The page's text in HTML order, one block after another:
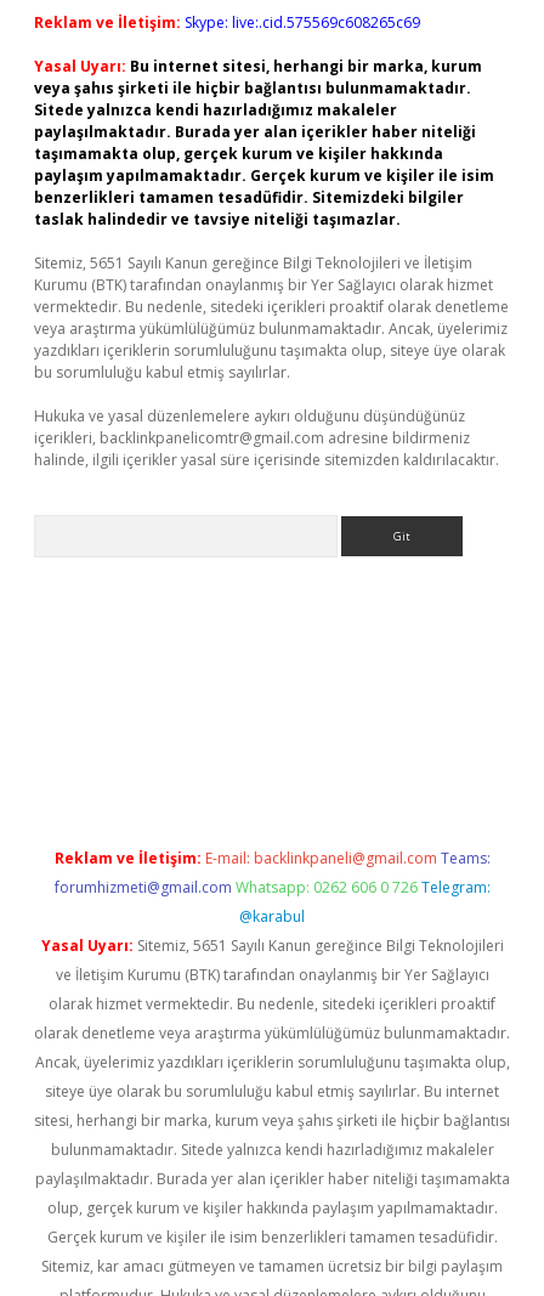
Reklam ve İletişim: Skype: live:.cid.575569c608265c69
Yasal Uyarı: Bu internet sitesi, herhangi bir marka, kurum
veya şahıs şirketi ile hiçbir bağlantısı bulunmamaktadır.
Sitede yalnızca kendi hazırladığımız makaleler
paylaşılmaktadır. Burada yer alan içerikler haber niteliği
taşımamakta olup, gerçek kurum ve kişiler hakkında
paylaşım yapılmamaktadır. Gerçek kurum ve kişiler ile isim
benzerlikleri tamamen tesadüfidir. Sitemizdeki bilgiler
taslak halindedir ve tavsiye niteliği taşımazlar.
Sitemiz, 5651 Sayılı Kanun gereğince Bilgi Teknolojileri ve İletişim
Kurumu (BTK) tarafından onaylanmış bir Yer Sağlayıcı olarak hizmet
vermektedir. Bu nedenle, sitedeki içerikleri proaktif olarak denetleme
veya araştırma yükümlülüğümüz bulunmamaktadır. Ancak, üyelerimiz
yazdıkları içeriklerin sorumluluğunu taşımakta olup, siteye üye olarak
bu sorumluluğu kabul etmiş sayılırlar.
Hukuka ve yasal düzenlemelere aykırı olduğunu düşündüğünüz
içerikleri, backlinkpanelicomtr@gmail.com adresine bildirmeniz
halinde, ilgili içerikler yasal süre içerisinde sitemizden kaldırılacaktır.
Reklam ve İletişim: E-mail: backlinkpaneli@gmail.com Teams:
forumhizmeti@gmail.com Whatsapp: 0262 606 0 726 Telegram:
@karabul
Yasal Uyarı: Sitemiz, 5651 Sayılı Kanun gereğince Bilgi Teknolojileri
ve İletişim Kurumu (BTK) tarafından onaylanmış bir Yer Sağlayıcı
olarak hizmet vermektedir. Bu nedenle, sitedeki içerikleri proaktif
olarak denetleme veya araştırma yükümlülüğümüz bulunmamaktadır.
Ancak, üyelerimiz yazdıkları içeriklerin sorumluluğunu taşımakta olup,
siteye üye olarak bu sorumluluğu kabul etmiş sayılırlar. Bu internet
sitesi, herhangi bir marka, kurum veya şahıs şirketi ile hiçbir bağlantısı
bulunmamaktadır. Sitede yalnızca kendi hazırladığımız makaleler
paylaşılmaktadır. Burada yer alan içerikler haber niteliği taşımamakta
olup, gerçek kurum ve kişiler hakkında paylaşım yapılmamaktadır.
Gerçek kurum ve kişiler ile isim benzerlikleri tamamen tesadüfidir.
Sitemiz, kar amacı gütmeyen ve tamamen ücretsiz bir bilgi paylaşım